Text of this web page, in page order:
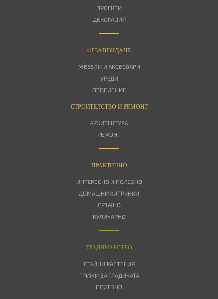
ПРОЕКТИ
ДЕКОРАЦИЯ
OБЗАВЕЖДАНЕ
МЕБЕЛИ И АКСЕСОАРИ
УРЕДИ
ОТОПЛЕНИЕ
СТРОИТЕЛСТВО И РЕМОНТ
АРХИТЕКТУРА
РЕМОНТ
ПРАКТИЧНО
ИНТЕРЕСНО И ПОЛЕЗНО
ДОМАШНИ ХИТРИНКИ
СРЪЧНО
КУЛИНАРНО
ГРАДИНАРСТВО
СТАЙНИ РАСТЕНИЯ
ГРИЖИ ЗА ГРАДИНАТА
ПОЛЕЗНО